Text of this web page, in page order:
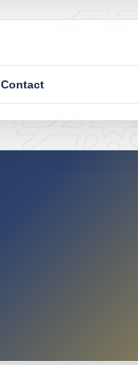
Contact